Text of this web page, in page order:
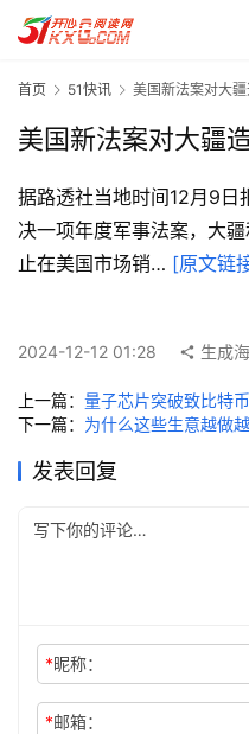
首
页
日
一
读
实
工
问
首页 51快讯 美国新法案对大
美国新法案对大疆
据路透社当地时间12月9日
决一项年度军事法案，大
止在美国市场销… [原文链
2024-12-12 01:28 生成
上一篇： 量子芯片突破致比特
下一篇： 为什么这些生意越做越
发表回复
*昵称：
*邮箱：